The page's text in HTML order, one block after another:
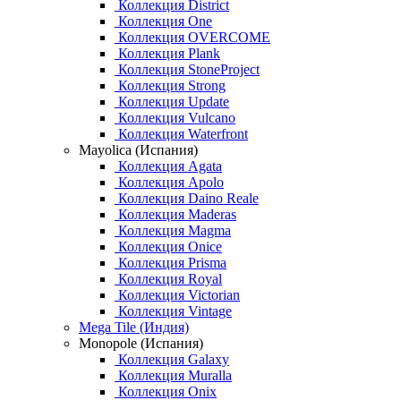
Коллекция District
Коллекция One
Коллекция OVERCOME
Коллекция Plank
Коллекция StoneProject
Коллекция Strong
Коллекция Update
Коллекция Vulcano
Коллекция Waterfront
Mayolica (Испания)
Коллекция Agata
Коллекция Apolo
Коллекция Daino Reale
Коллекция Maderas
Коллекция Magma
Коллекция Onice
Коллекция Prisma
Коллекция Royal
Коллекция Victorian
Коллекция Vintage
Mega Tile (Индия)
Monopole (Испания)
Коллекция Galaxy
Коллекция Muralla
Коллекция Onix